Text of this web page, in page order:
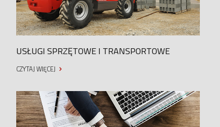
USŁUGI SPRZĘTOWE I TRANSPORTOWE
CZYTAJ WIĘCEJ